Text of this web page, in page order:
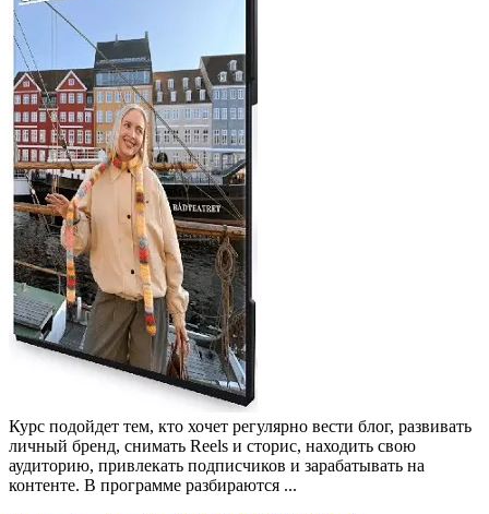
Курс подойдет тем, кто хочет регулярно вести блог, развивать
личный бренд, снимать Reels и сторис, находить свою
аудиторию, привлекать подписчиков и зарабатывать на
контенте. В программе разбираются ...